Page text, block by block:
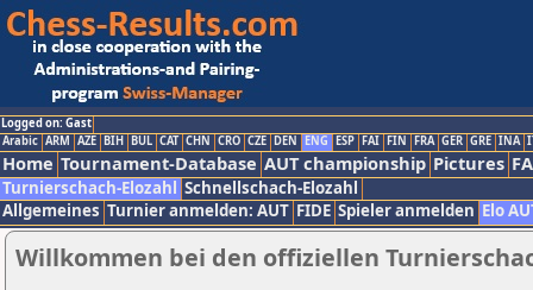
Logged on: Gast
Arabic ARM AZE BIH BUL CAT CHN CRO CZE DEN ENG ESP FAI FIN FRA GER GRE INA
Home Tournament-Database AUT championship Pictures
Turnierschach-Elozahl Schnellschach-Elozahl
Allgemeines Turnier anmelden: AUT FIDE Spieler anmelden Elo
Willkommen bei den offiziellen